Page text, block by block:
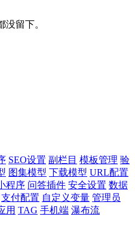
没留下。
SEO设置 副栏目 模板管理 验
图集模型 下载模型 URL配置
程序 问答插件 安全设置 数据
支付配置 自定义变量 管理员
用 TAG 手机端 瀑布流